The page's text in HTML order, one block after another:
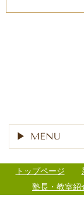
MENU
トップページ
塾長・教室紹